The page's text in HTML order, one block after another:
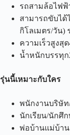
รถสามล้อไฟฟ้
สามารถขับได้
กิโลเมตร/วัน)
ความเร็วสูงสุด
น้ำหนักบรรทุก
รุ่นนี้เหมาะกับใคร
พนักงานบริษัท
นักเรียน/นักศึก
พ่อบ้านแม่บ้าน